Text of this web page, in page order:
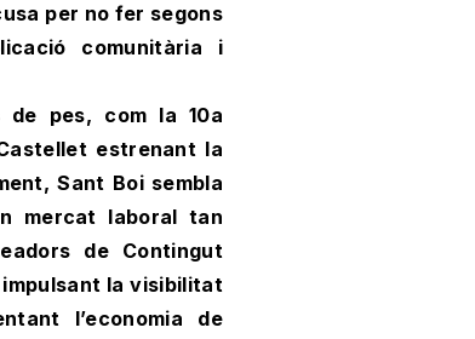
per no fer segons
comunitària i
de pes, com la 10a
estrenant la
Sant Boi sembla
mercat laboral tan
de Contingut
la visibilitat
l’economia de